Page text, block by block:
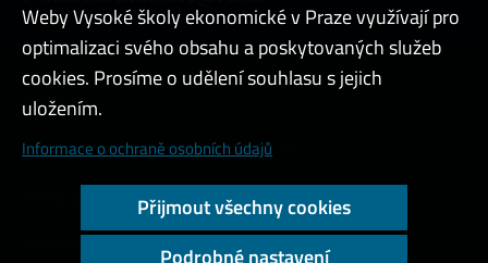
Admin
Cookies a ochrana osobních údajů
Přístupnost webu
Vysoký kontrast
Weby Vysoké školy ekonomické v Praze využívají pro
optimalizaci svého obsahu a poskytovaných služeb
cookies. Prosíme o udělení souhlasu s jejich
uložením.
Informace o ochraně osobních údajů
Přijmout všechny cookies
Podrobné nastavení